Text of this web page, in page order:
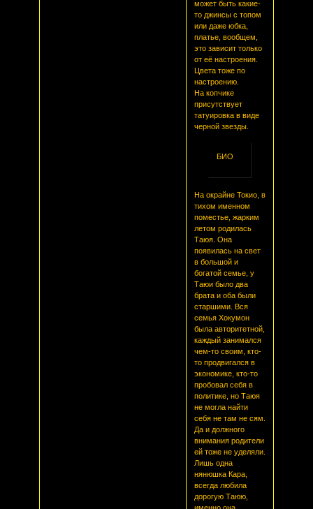
может быть какие-
то джинсы с топом
или даже юбка,
платье, вообщем,
это зависит только
от её настроения.
Цвета тоже по
настроению.
На копчике
присутствует
татуировка в виде
черной звезды.
БИО
На окрайне Токио, в
тихом именном
поместье, жарким
летом родилась
Таюя. Она
появилась на свет
в большой и
богатой семье, у
Таюи было два
брата и оба были
старшими. Вся
семья Хокумон
была авторитетной,
каждый занимался
чем-то своим, кто-
то продвигался в
экономике, кто-то
пробовал себя в
политике, но Таюя
не могла найти
себя не там не сям.
Да и должного
внимания родители
ей тоже не уделяли.
Лишь одна
нянюшка Кара,
всегда любила
дорогую Таюю,
именно она